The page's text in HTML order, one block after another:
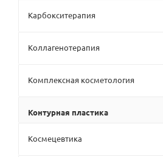
Карбокситерапия
Коллагенотерапия
Комплексная косметология
Контурная пластика
Космецевтика